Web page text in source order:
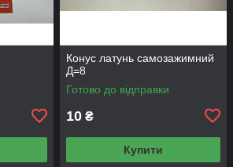
Конус латунь самозажимний
Д=8
Готово до відправки
10 ₴
Купити